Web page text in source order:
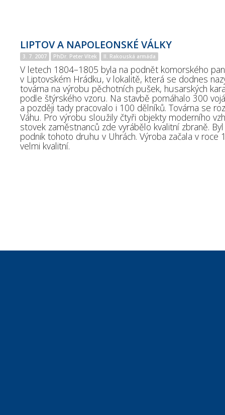
LIPTOV A NAPOLEONSKÉ VÁLKY
3. 7. 2007 PhDr. Peter Vítek II. Rakouská armáda
V letech 1804–1805 byla na podnět komorského
v Liptovském Hrádku, v lokalitě, která se dodnes
továrna na výrobu pěchotních pušek, husarských
podle štýrského vzoru. Na stavbě pomáhalo 300
a později tady pracovalo i 100 dělníků. Továrna se
Váhu. Pro výrobu sloužily čtyři objekty moderního
stovek zaměstnanců zde vyrábělo kvalitní zbraně.
podnik tohoto druhu v Uhrách. Výroba začala v roce
velmi kvalitní.